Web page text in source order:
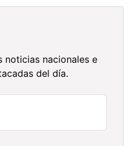
noticias nacionales e
del día.